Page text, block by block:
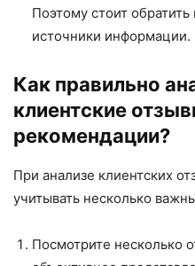
Поэтому стоит
источники информации.
Как правильно
клиентские
рекомендации?
При анализе клиентских
учитывать несколько
Посмотрите несколько